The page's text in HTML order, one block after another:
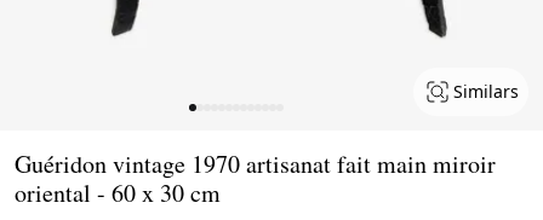
Similars
Guéridon vintage 1970 artisanat fait main miroir
oriental - 60 x 30 cm